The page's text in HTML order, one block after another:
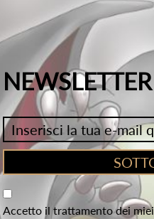
NEWSLETTER
Accetto il trattamento dei